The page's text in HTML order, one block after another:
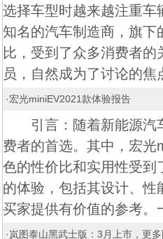
选择车型时越来越注重车
知名的汽车制造商，旗
比，受到了众多消费者
员，自然成为了讨论的
·宏光miniEV2021款体验报告
引言：随着新能源汽
费者的首选。其中，宏
色的性价比和实用性受到
的体验，包括其设计、
买家提供有价值的参考。
·岚图泰山黑武士版：3月上市，更